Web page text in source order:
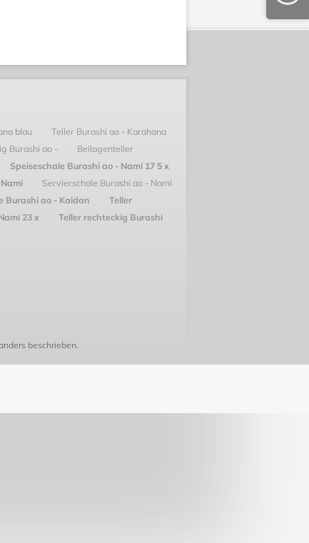
blau
Teller Burashi ao - Karahana
Burashi ao -
Beilagenteller
Speiseschale Burashi ao - Nami 17 5 x
Servierschale Burashi ao - Nami
Burashi ao - Kaidan
Teller
23 x
Teller rechteckig Burashi
beschrieben.